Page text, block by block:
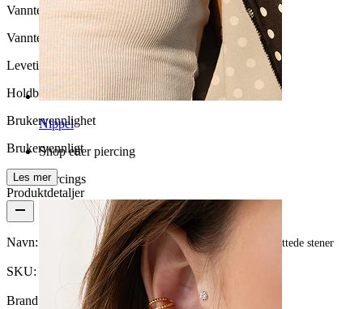
Nippel
Shop etter piercing
Piercings
Vanntett
Vanntett
Levetid
Holdbar
Brukervennlighet
Brukervennligt
Les mer
Produktdetaljer
Navn: Navlestav av titan med en dinglende klynge av innfattede stener
SKU: Belly-468
Brand: Bodymod Trend